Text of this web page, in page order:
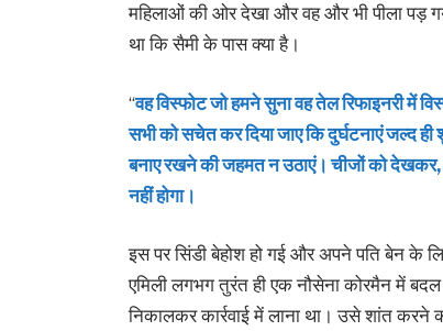
महिलाओं की ओर देखा और वह और भी पीला पड़
था कि सैमी के पास क्या है।
“वह विस्फोट जो हमने सुना वह तेल रिफाइनरी में
सभी को सचेत कर दिया जाए कि दुर्घटनाएं जल्द
बनाए रखने की जहमत न उठाएं। चीजों को देखकर,
नहीं होगा।
इस पर सिंडी बेहोश हो गई और अपने पति बेन के
एमिली लगभग तुरंत ही एक नौसेना कोरमैन में
निकालकर कार्रवाई में लाना था। उसे शांत